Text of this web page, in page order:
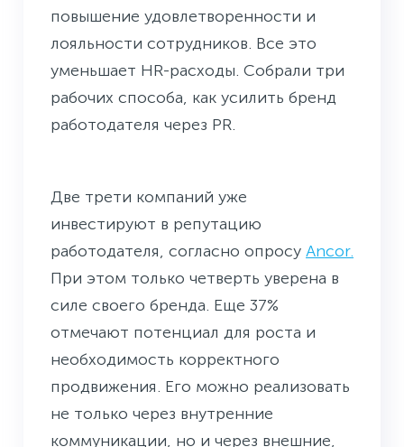
повышение удовлетворенности и
лояльности сотрудников. Все это
уменьшает HR-расходы. Собрали три
рабочих способа, как усилить бренд
работодателя через PR.
Две трети компаний уже
инвестируют в репутацию
работодателя, согласно опросу Ancor.
При этом только четверть уверена в
силе своего бренда. Еще 37%
отмечают потенциал для роста и
необходимость корректного
продвижения. Его можно реализовать
не только через внутренние
коммуникации, но и через внешние,